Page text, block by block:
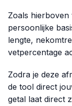
Zoals hierboven
persoonlijke
lengte,
vetpercentage
Zodra je deze
de tool direct
getal laat direct